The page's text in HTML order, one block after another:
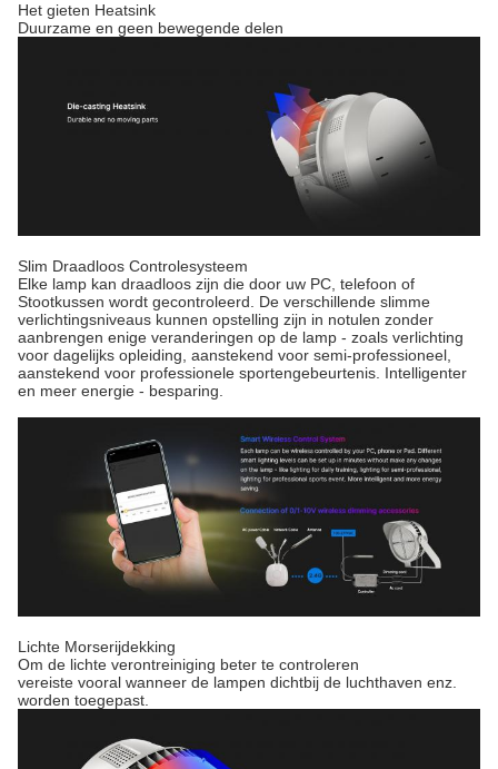
Het gieten Heatsink
Duurzame en geen bewegende delen
Slim Draadloos Controlesysteem
Elke lamp kan draadloos zijn die door uw PC, telefoon of
Stootkussen wordt gecontroleerd. De verschillende slimme
verlichtingsniveaus kunnen opstelling zijn in notulen zonder
aanbrengen enige veranderingen op de lamp - zoals verlichting
voor dagelijks opleiding, aanstekend voor semi-professioneel,
aanstekend voor professionele sportengebeurtenis. Intelligenter
en meer energie - besparing.
Lichte Morserijdekking
Om de lichte verontreiniging beter te controleren
vereiste vooral wanneer de lampen dichtbij de luchthaven enz.
worden toegepast.